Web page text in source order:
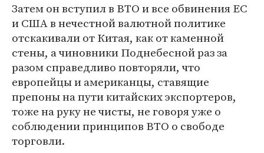
Затем он вступил в ВТО и все обвинения ЕС
и США в нечестной валютной политике
отскакивали от Китая, как от каменной
стены, а чиновники Поднебесной раз за
разом справедливо повторяли, что
европейцы и американцы, ставящие
препоны на пути китайских экспортеров,
тоже на руку не чисты, не говоря уже о
соблюдении принципов ВТО о свободе
торговли.